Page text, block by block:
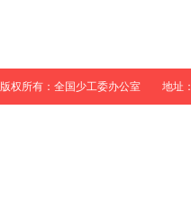
版权所有：全国少工委办公室 地址：